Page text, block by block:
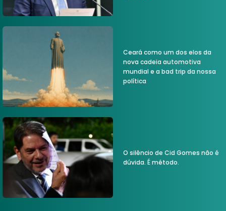
Ceará como um dos elos da
nova cadeia automotiva
mundial e a bad trip da nossa
política
O silêncio de Cid Gomes não é
dúvida. É método.